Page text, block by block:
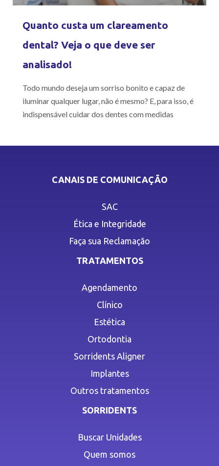
Quanto custa um clareamento
dental? Veja o que deve ser
analisado!
Todo mundo deseja um sorriso bonito e capaz de
iluminar qualquer lugar, não é mesmo? E, para isso, é
indispensável cuidar dos dentes com medidas
CANAIS DE COMUNICAÇÃO
SAC
Ética e Integridade
Faça sua Reclamação
TRATAMENTOS
Agendamento
Clínico
Estética
Ortodontia
Sorridents Aligner
Implantes
Outros tratamentos
SORRIDENTS
Buscar Unidades
Quem somos